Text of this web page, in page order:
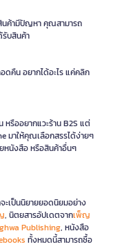
นค้ามีปัญหา คุณสามารถ
รับสินค้า
คืน อยากได้อะไร แค่คลิก
หรืออยากแวะร้าน B2S แต่
มาให้คุณเลือกสรรได้ง่ายๆ
หนังสือ หรือสินค้าอื่นๆ
ะเป็นนิยายยอดนิยมอย่าง
, นิตยสารอัปเดตจากเพ็ญ
Publishing, หนังสือ
ทั้งหมดนี้สามารถซื้อ